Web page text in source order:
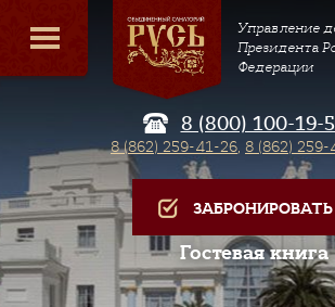
Управление
Президента
Федерации
8 (800) 100-19-
8 (862) 259-41-26, 8 (862)
ЗАБРОНИРОВАТЬ
Гостевая книга